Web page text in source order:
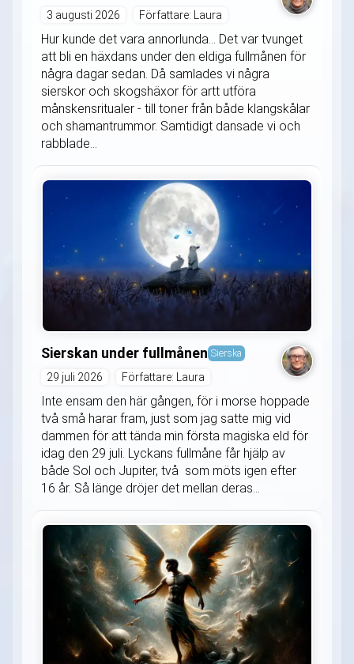
3 augusti 2026 Författare: Laura
Hur kunde det vara annorlunda... Det var tvunget
att bli en häxdans under den eldiga fullmånen för
några dagar sedan. Då samlades vi några
sierskor och skogshäxor för artt utföra
månskensritualer - till toner från både klangskålar
och shamantrummor. Samtidigt dansade vi och
rabblade...
Sierskan under fullmånen Sierska
29 juli 2026 Författare: Laura
Inte ensam den här gången, för i morse hoppade
två små harar fram, just som jag satte mig vid
dammen för att tända min första magiska eld för
idag den 29 juli. Lyckans fullmåne får hjälp av
både Sol och Jupiter, två som möts igen efter
16 år. Så länge dröjer det mellan deras...